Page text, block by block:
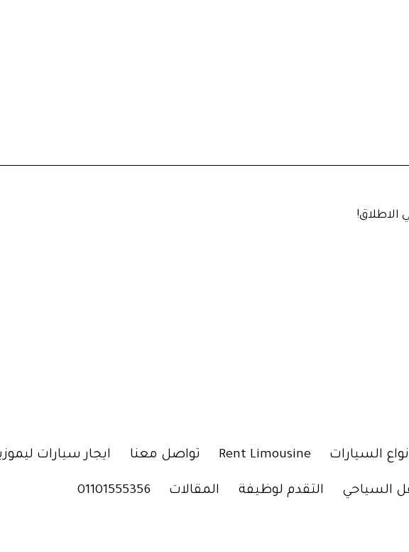
الاطلاق!
السيارات Rent Limousine تواصل معنا ايجار سيارات
السياحي التقدم لوظيفة المقالات 01101555356